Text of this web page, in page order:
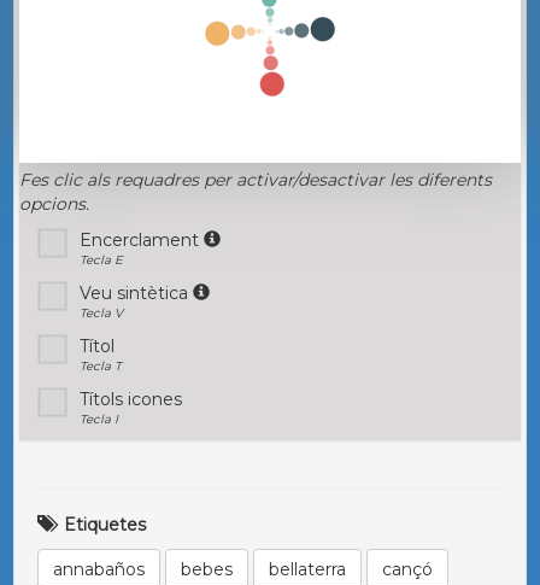
Fes clic als requadres per activar/desactivar les diferents
opcions.
Encerclament
Tecla E
Veu sintètica
Tecla V
Títol
Tecla T
Títols icones
Tecla I
Etiquetes
annabaños bebes bellaterra
cançó